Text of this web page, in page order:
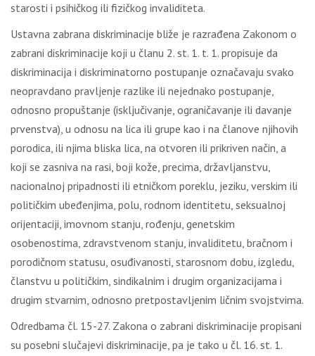
starosti i psihičkog ili fizičkog invaliditeta.
Ustavna zabrana diskriminacije bliže je razrađena Zakonom o
zabrani diskriminacije koji u članu 2. st. 1. t. 1. propisuje da
diskriminacija i diskriminatorno postupanje označavaju svako
neopravdano pravljenje razlike ili nejednako postupanje,
odnosno propuštanje (isključivanje, ograničavanje ili davanje
prvenstva), u odnosu na lica ili grupe kao i na članove njihovih
porodica, ili njima bliska lica, na otvoren ili prikriven način, a
koji se zasniva na rasi, boji kože, precima, državljanstvu,
nacionalnoj pripadnosti ili etničkom poreklu, jeziku, verskim ili
političkim ubeđenjima, polu, rodnom identitetu, seksualnoj
orijentaciji, imovnom stanju, rođenju, genetskim
osobenostima, zdravstvenom stanju, invaliditetu, bračnom i
porodičnom statusu, osuđivanosti, starosnom dobu, izgledu,
članstvu u političkim, sindikalnim i drugim organizacijama i
drugim stvarnim, odnosno pretpostavljenim ličnim svojstvima.
Odredbama čl. 15-27. Zakona o zabrani diskriminacije propisani
su posebni slučajevi diskriminacije, pa je tako u čl. 16. st. 1.